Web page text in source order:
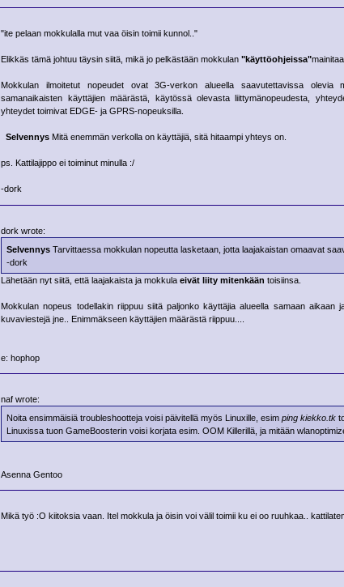
"ite pelaan mokkulalla mut vaa öisin toimii kunnol.."
Elikkäs tämä johtuu täysin siitä, mikä jo pelkästään mokkulan"käyttöohjeissa"
Mokkulan ilmoitetut nopeudet ovat 3G-verkon alueella saavutettavissa olevia
samanaikaisten käyttäjien määrästä, käytössä olevasta liittymänopeudesta,
yhteydet toimivat EDGE- ja GPRS-nopeuksilla.
Selvennys Mitä enemmän verkolla on käyttäjiä, sitä hitaampi yhteys on.
ps. Kattilajippo ei toiminut minulla :/
-dork
dork wrote:
Selvennys Tarvittaessa mokkulan nopeutta lasketaan, jotta laajakaistan omaavat
-dork
Lähetään nyt siitä, että laajakaista ja mokkulaeivät liity mitenkään toisiinsa.
Mokkulan nopeus todellakin riippuu siitä paljonko käyttäjia alueella samaan
kuvaviestejä jne.. Enimmäkseen käyttäjien määrästä riippuu....
e: hophop
naf wrote:
Noita ensimmäisiä troubleshootteja voisi päivitellä myös Linuxille, esim ping kiekko.tk
Linuxissa tuon GameBoosterin voisi korjata esim. OOM Killerillä, ja mitään
Asenna Gentoo
Mikä työ :O kiitoksia vaan. Itel mokkula ja öisin voi välil toimii ku ei oo ruuhkaa..